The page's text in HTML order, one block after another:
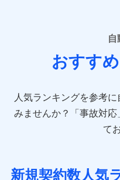
あいおいニッセイ同和
(https://
アクサ損害保険株式会
direct.co.jp/)
sompo.co.jp/)
東京海上ダイレクト損
AIG損害保険株式会社
ジェイアイ傷害火災保
自
おすす
人気ランキングを参考
みませんか？
「事故対
て
新規契約数人気